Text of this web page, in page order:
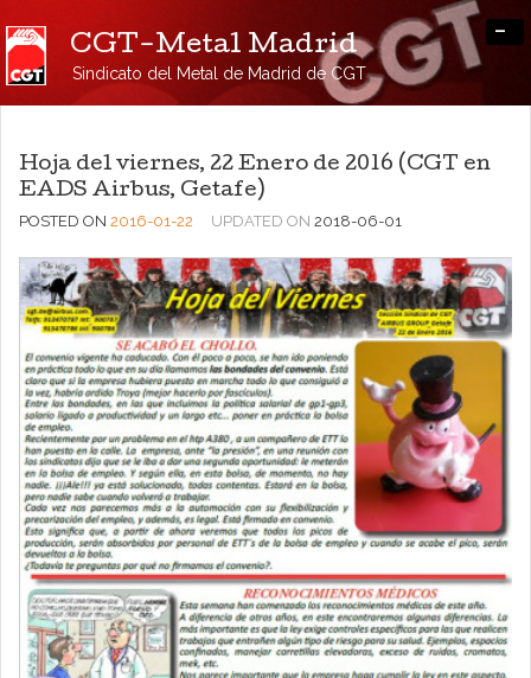
CGT-Metal Madrid
Sindicato del Metal de Madrid de CGT
-
Hoja del viernes, 22 Enero de 2016 (CGT en
EADS Airbus, Getafe)
POSTED ON 2016-01-22 UPDATED ON 2018-06-01